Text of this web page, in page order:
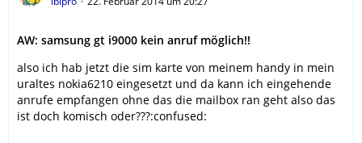
AW: samsung gt i9000 kein anruf möglich!!
also ich hab jetzt die sim karte von meinem handy in mein
uraltes nokia6210 eingesetzt und da kann ich eingehende
anrufe empfangen ohne das die mailbox ran geht also das
ist doch komisch oder???:confused: